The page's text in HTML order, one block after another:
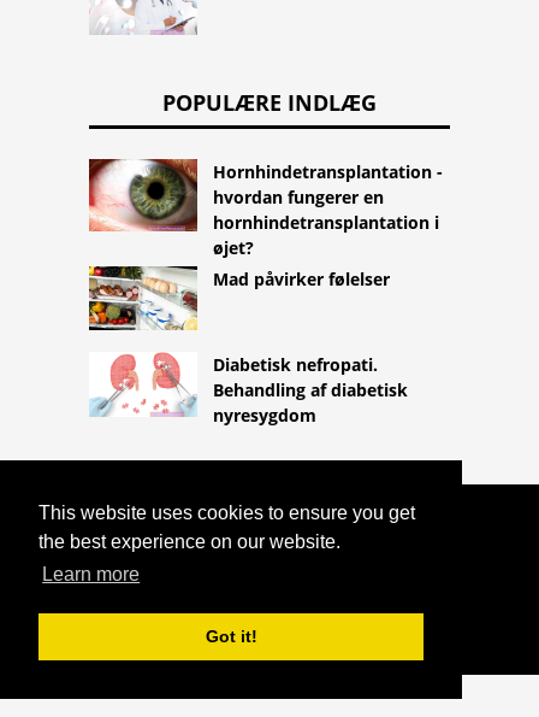
This website uses cookies to ensure you get
the best experience on our website.
Learn more
Got it!
POPULÆRE INDLÆG
Hornhindetransplantation -
hvordan fungerer en
hornhindetransplantation i
øjet?
Mad påvirker følelser
Diabetisk nefropati.
Behandling af diabetisk
nyresygdom
COPYRIGHT 2026
HTTPS://LIFESTYLEMED.NET
KOMPRESSIONSBEKLÆDNING
"SIGVARIS": INDIKATIONER OG
BIVIRKNINGER